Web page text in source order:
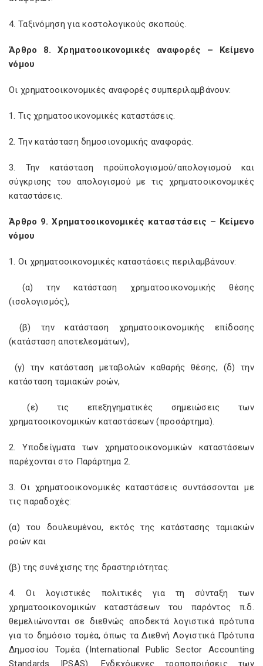
4. Ταξινόμηση για κοστολογικούς σκοπούς.
Άρθρο 8. Χρηματοοικονομικές αναφορές – Κείμενο
νόμου
Οι χρηματοοικονομικές αναφορές συμπεριλαμβάνουν:
1. Τις χρηματοοικονομικές καταστάσεις.
2. Την κατάσταση δημοσιονομικής αναφοράς.
3. Την κατάσταση προϋπολογισμού/απολογισμού και
σύγκρισης του απολογισμού με τις χρηματοοικονομικές
καταστάσεις.
Άρθρο 9. Χρηματοοικονομικές καταστάσεις – Κείμενο
νόμου
1. Οι χρηματοοικονομικές καταστάσεις περιλαμβάνουν:
(α) την κατάσταση χρηματοοικονομικής θέσης
(ισολογισμός),
(β) την κατάσταση χρηματοοικονομικής επίδοσης
(κατάσταση αποτελεσμάτων),
(γ) την κατάσταση μεταβολών καθαρής θέσης, (δ) την
κατάσταση ταμιακών ροών,
(ε) τις επεξηγηματικές σημειώσεις των
χρηματοοικονομικών καταστάσεων (προσάρτημα).
2. Υποδείγματα των χρηματοοικονομικών καταστάσεων
παρέχονται στο Παράρτημα 2.
3. Οι χρηματοοικονομικές καταστάσεις συντάσσονται με
τις παραδοχές:
(α) του δουλευμένου, εκτός της κατάστασης ταμιακών
ροών και
(β) της συνέχισης της δραστηριότητας.
4. Οι λογιστικές πολιτικές για τη σύνταξη των
χρηματοοικονομικών καταστάσεων του παρόντος π.δ.
θεμελιώνονται σε διεθνώς αποδεκτά λογιστικά πρότυπα
για το δημόσιο τομέα, όπως τα Διεθνή Λογιστικά Πρότυπα
Δημοσίου Τομέα (International Public Sector Accounting
Standards IPSAS). Ενδεχόμενες τροποποιήσεις των